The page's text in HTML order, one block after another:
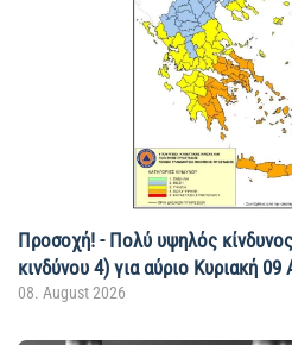
Προσοχή! - Πολύ υψηλός
κινδύνου 4) για αύριο Κυριακή
08. August 2026